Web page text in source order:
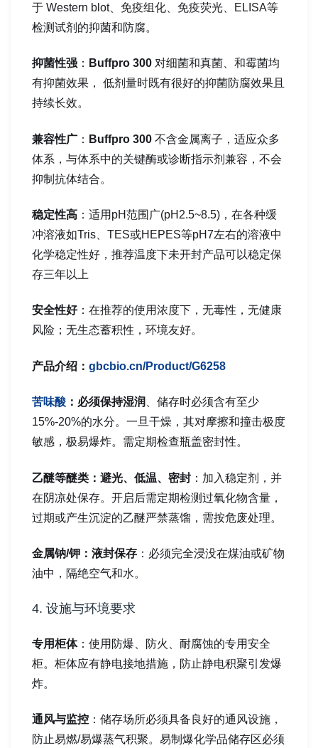
于 Western blot、免疫组化、免疫荧光、ELISA等
检测试剂的抑菌和防腐。
抑菌性强 ： Buffpro 300 对细菌和真菌、和霉菌均
有抑菌效果， 低剂量时既有很好的抑菌防腐效果且
持续长效。
兼容性广 ： Buffpro 300 不含金属离子，适应众多
体系，与体系中的关键酶或诊断指示剂兼容，不会
抑制抗体结合。
稳定性高 ：适用pH范围广(pH2.5~8.5)，在各种缓
冲溶液如Tris、TES或HEPES等pH7左右的溶液中
化学稳定性好，推荐温度下未开封产品可以稳定保
存三年以上
安全性好：在推荐的使用浓度下，无毒性，无健康
风险；无生态蓄积性，环境友好。
产品介绍： gbcbio.cn/Product/G6258
苦味酸 ：必须保持湿润
、储存时必须含有至少
15%-20%的水分。一旦干燥，其对摩擦和撞击极度
敏感，极易爆炸。需定期检查瓶盖密封性。
乙醚等醚类：避光、低温、密封 ：加入稳定剂，并
在阴凉处保存。开启后需定期检测过氧化物含量，
过期或产生沉淀的乙醚严禁蒸馏，需按危废处理。
金属钠/钾：液封保存 ：必须完全浸没在煤油或矿物
油中，隔绝空气和水。
4. 设施与环境要求
专用柜体：使用防爆、防火、耐腐蚀的专用安全
柜。柜体应有静电接地措施，防止静电积聚引发爆
炸。
通风与监控 ：储存场所必须具备良好的通风设施，
防止易燃/易爆蒸气积聚。易制爆化学品储存区必须